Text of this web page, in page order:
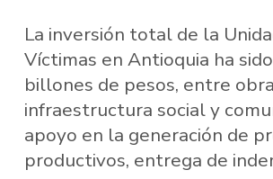
La inversión total de la
Víctimas en Antioquia ha
billones de pesos, entre
infraestructura social y
apoyo en la generación de
productivos, entrega de